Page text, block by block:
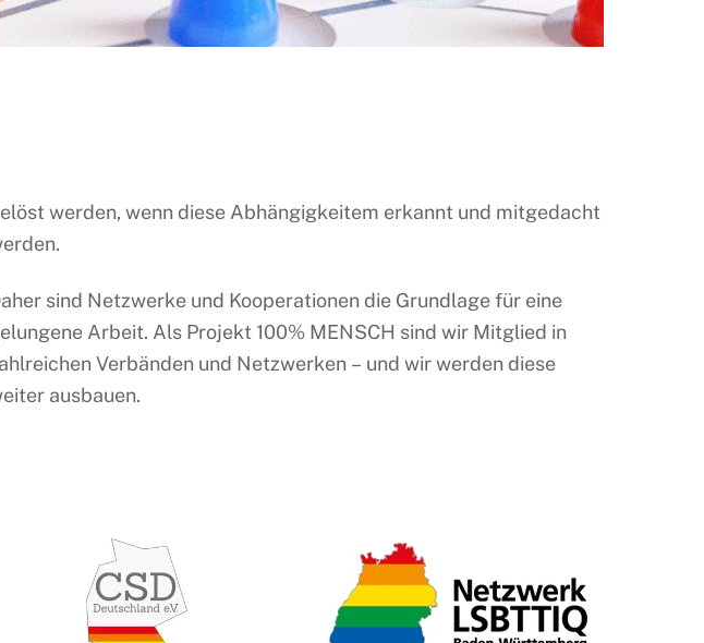
sind Netzwerke und Kooperationen die Grundlage für eine
Arbeit. Als Projekt 100% MENSCH sind wir Mitglied in
Verbänden und Netzwerken – und wir werden diese
ausbauen.